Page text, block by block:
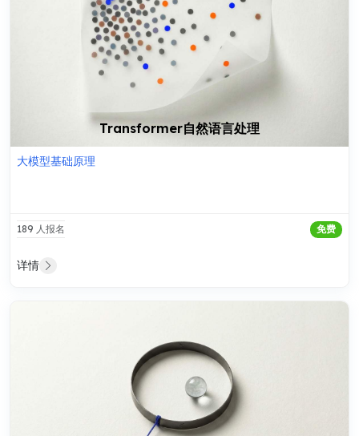
Transformer自然语言处理
大模型基础原理
189 人报名 免费
详情